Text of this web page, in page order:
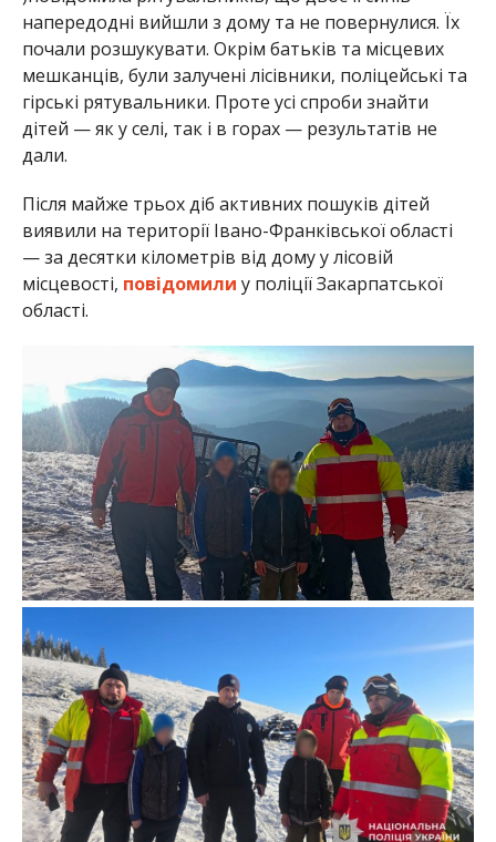
напередодні вийшли з дому та не повернулися. Їх
почали розшукувати. Окрім батьків та місцевих
мешканців, були залучені лісівники, поліцейські та
гірські рятувальники. Проте усі спроби знайти
дітей — як у селі, так і в горах — результатів не
дали.
Після майже трьох діб активних пошуків дітей
виявили на території Івано-Франківської області
— за десятки кілометрів від дому у лісовій
місцевості, повідомили у поліції Закарпатської
області.